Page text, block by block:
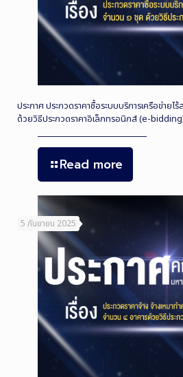
ประกาศ ประกวดราคาซื้อระบบบริการเครือข่ายไ
ด้วยวิธีประกวดราคาอิเล็กทรอนิกส์ (e-
Read more
5 กันยายน 2025